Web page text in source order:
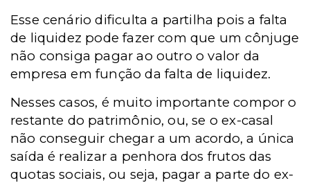
Esse cenário dificulta a partilha pois a falta
de liquidez pode fazer com que um cônjuge
não consiga pagar ao outro o valor da
empresa em função da falta de liquidez.
Nesses casos, é muito importante compor o
restante do patrimônio, ou, se o ex-casal
não conseguir chegar a um acordo, a única
saída é realizar a penhora dos frutos das
quotas sociais, ou seja, pagar a parte do ex-